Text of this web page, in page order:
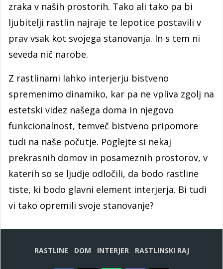
zraka v naših prostorih. Tako ali tako pa bi
ljubitelji rastlin najraje te lepotice postavili v
prav vsak kot svojega stanovanja. In s tem ni
seveda nič narobe.
Z rastlinami lahko interjerju bistveno
spremenimo dinamiko, kar pa ne vpliva zgolj na
estetski videz našega doma in njegovo
funkcionalnost, temveč bistveno pripomore
tudi na naše počutje. Poglejte si nekaj
prekrasnih domov in posameznih prostorov, v
katerih so se ljudje odločili, da bodo rastline
tiste, ki bodo glavni element interjerja. Bi tudi
vi tako opremili svoje stanovanje?
RASTLINE DOM INTERJER RASTLINSKI RAJ